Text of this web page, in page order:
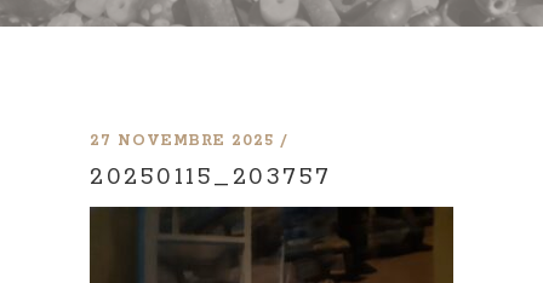
27 NOVEMBRE 2025
20250115_203757